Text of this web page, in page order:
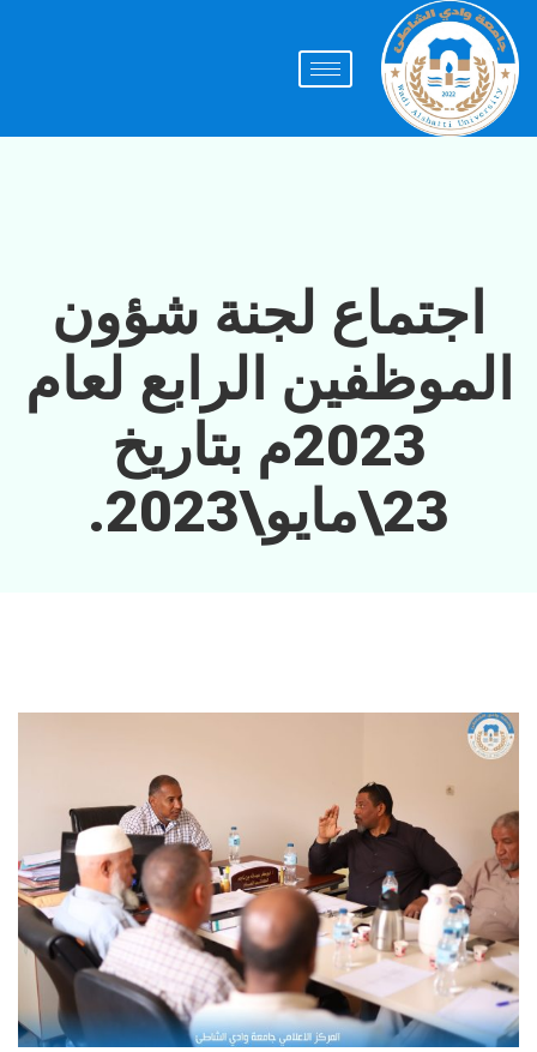
اجتماع لجنة شؤون
الموظفين الرابع لعام
2023م بتاريخ
23\مايو\2023.